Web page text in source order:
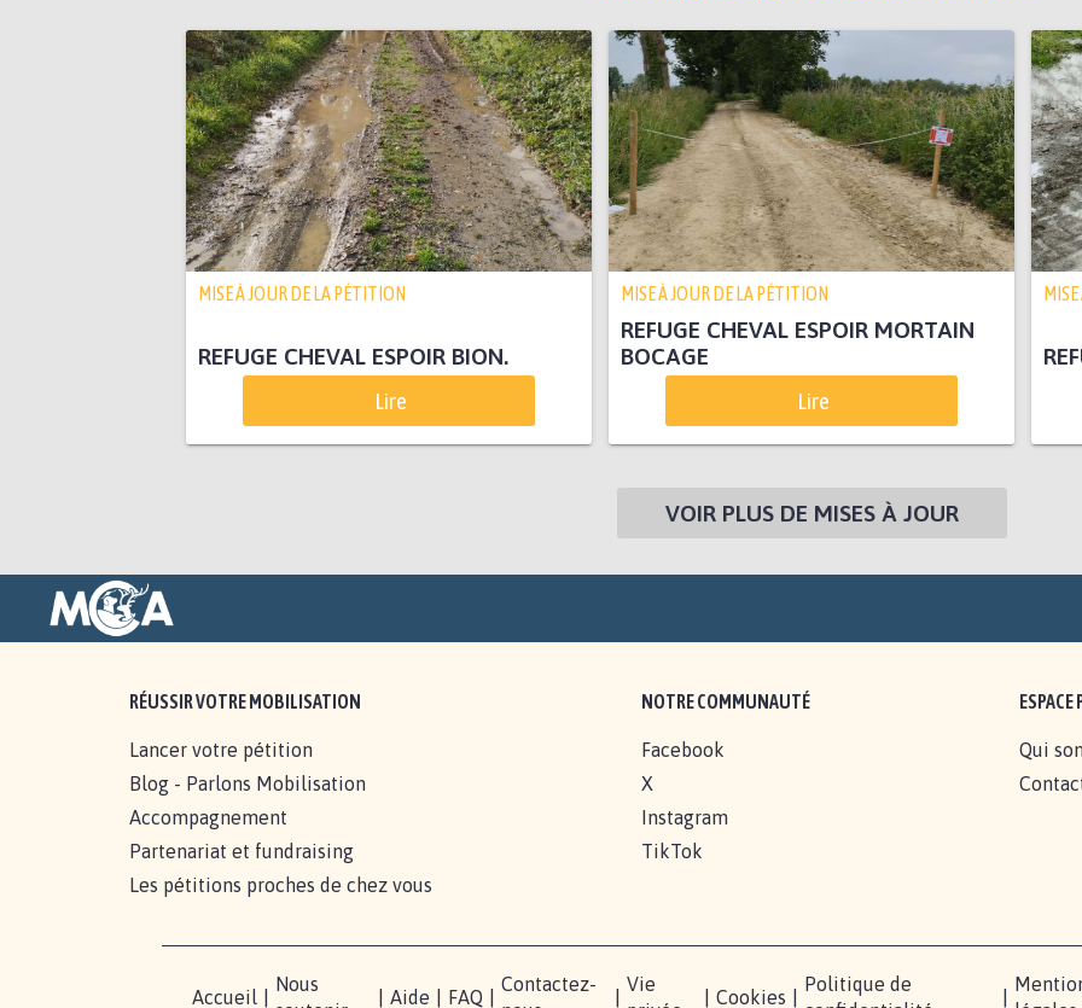
MISE À JOUR DE LA PÉTITION
REFUGE CHEVAL ESPOIR BION.
Lire
MISE À JOUR DE LA PÉTITION
REFUGE CHEVAL ESPOIR MORTAIN
BOCAGE
Lire
VOIR PLUS DE MISES À JOUR
RÉUSSIR VOTRE MOBILISATION
Lancer votre pétition
Blog - Parlons Mobilisation
Accompagnement
Partenariat et fundraising
Les pétitions proches de chez vous
NOTRE COMMUNAUTÉ
Facebook
X
Instagram
TikTok
ESPACE
Qui
Accueil
Nous
Aide FAQ
Contactez-
Vie
Cookies
Politique de